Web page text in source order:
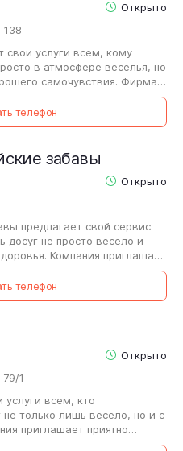
Открыто
138
свои услуги всем, кому
в атмосфере веселья, но
самочувствия. Фирма
телефон
Открыто
забавы
предлагает свой сервис
досуг не просто весело и
приглашает
телефон
Открыто
1
услуги всем, кто
не только лишь весело, но и с